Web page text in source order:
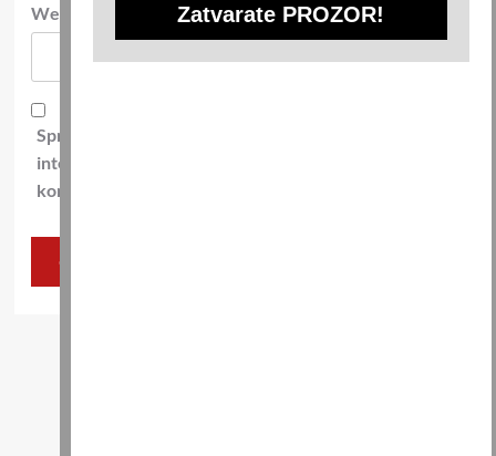
Web-stranica
Spremi moje ime, e-poštu i web-stranicu u ovom
internet pregledniku za sljedeći put kada budem
komentirao.
Zatvarate PROZOR!